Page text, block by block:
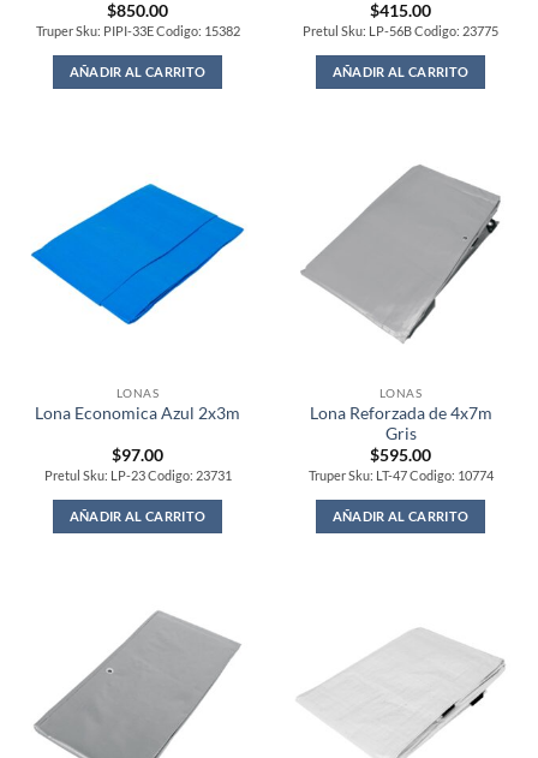
$850.00
Truper Sku: PIPI-33E Codigo: 15382
AÑADIR AL CARRITO
$415.00
Pretul Sku: LP-56B Codigo: 23775
AÑADIR AL CARRITO
LONAS
Lona Economica Azul 2x3m
$97.00
Pretul Sku: LP-23 Codigo: 23731
AÑADIR AL CARRITO
LONAS
Lona Reforzada de 4x7m
Gris
$595.00
Truper Sku: LT-47 Codigo: 10774
AÑADIR AL CARRITO